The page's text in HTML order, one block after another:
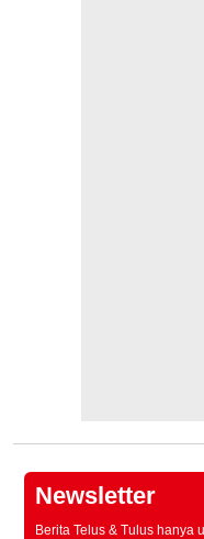
Newsletter
Berita Telus & Tulus hanya